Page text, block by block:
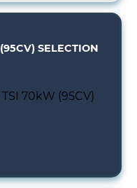
SELECTION